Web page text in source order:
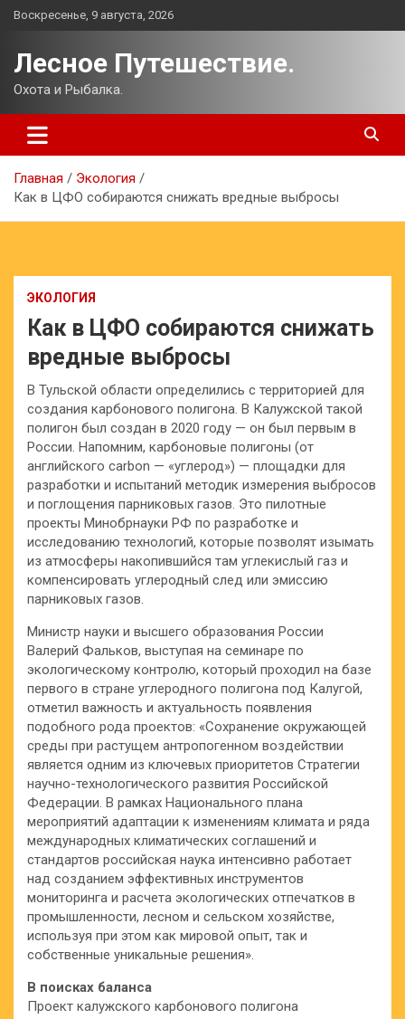
Перейти
Воскресенье, 9 августа, 2026
Лесное Путешествие.
Охота и Рыбалка.
Главная
Экология
Как в ЦФО собираются снижать вредные выбросы
ЭКОЛОГИЯ
Как в ЦФО собираются снижать
вредные выбросы
В Тульской области определились с территорией для
создания карбонового полигона. В Калужской такой
полигон был создан в 2020 году — он был первым в
России. Напомним, карбоновые полигоны (от
английского carbon — «углерод») — площадки для
разработки и испытаний методик измерения выбросов
и поглощения парниковых газов. Это пилотные
проекты Минобрнауки РФ по разработке и
исследованию технологий, которые позволят изымать
из атмосферы накопившийся там углекислый газ и
компенсировать углеродный след или эмиссию
парниковых газов.
Министр науки и высшего образования России
Валерий Фальков, выступая на семинаре по
экологическому контролю, который проходил на базе
первого в стране углеродного полигона под Калугой,
отметил важность и актуальность появления
подобного рода проектов: «Сохранение окружающей
среды при растущем антропогенном воздействии
является одним из ключевых приоритетов Стратегии
научно-технологического развития Российской
Федерации. В рамках Национального плана
мероприятий адаптации к изменениям климата и ряда
международных климатических соглашений и
стандартов российская наука интенсивно работает
над созданием эффективных инструментов
мониторинга и расчета экологических отпечатков в
промышленности, лесном и сельском хозяйстве,
используя при этом как мировой опыт, так и
собственные уникальные решения».
В поисках баланса
Проект калужского карбонового полигона